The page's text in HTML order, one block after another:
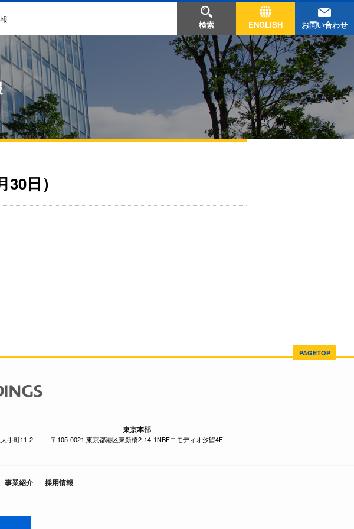
検索 ENGLISH お問い合わせ
日）
PAGETOP
手町11-2
東京本部
〒105-0021 東京都港区東新橋2-14-1NBFコモディオ汐留4F
事業紹介 採用情報